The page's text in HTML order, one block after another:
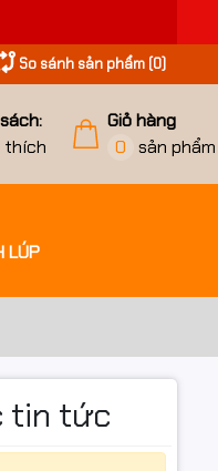
So sánh sản phẩm (0)
thích
Giỏ hàng
0 sản phẩm
LÚP
tin tức